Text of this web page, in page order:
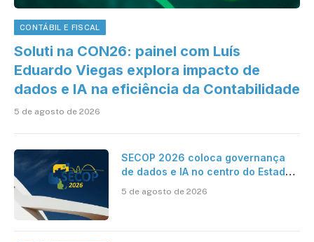
CONTÁBIL E FISCAL
Soluti na CON26: painel com Luís
Eduardo Viegas explora impacto de
dados e IA na eficiência da Contabilidade
5 de agosto de 2026
SECOP 2026 coloca governança
de dados e IA no centro do Estado
5 de agosto de 2026